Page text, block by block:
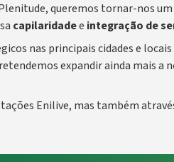
queremos tornar-nos um
capilaridadee integração de
nas principais cidades e
expandir ainda mais a
Enilive, mas também